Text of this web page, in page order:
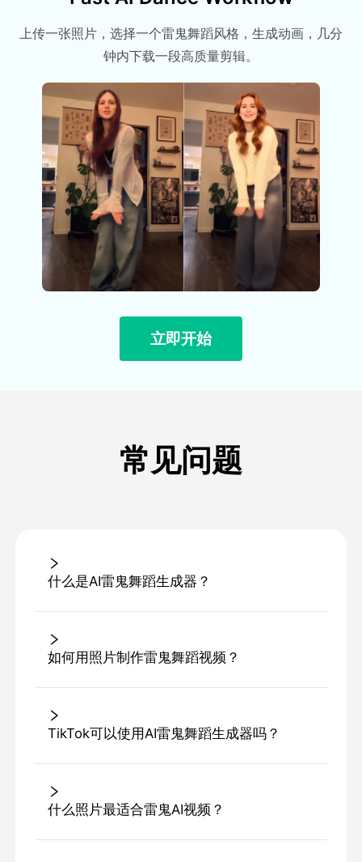
上传一张照片，选择一个雷鬼舞蹈风格，生成动画，几分
钟内下载一段高质量剪辑。
立即开始
常见问题
什么是AI雷鬼舞蹈生成器？
如何用照片制作雷鬼舞蹈视频？
TikTok可以使用AI雷鬼舞蹈生成器吗？
什么照片最适合雷鬼AI视频？